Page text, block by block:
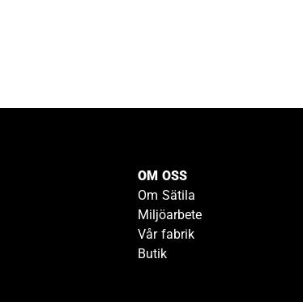
OM OSS
Om Sätila
Miljöarbete
Vår fabrik
Butik